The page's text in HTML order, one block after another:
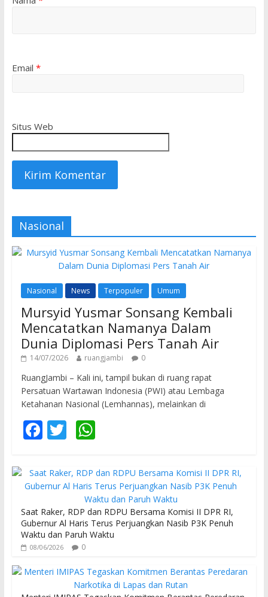
Email *
Situs Web
Nasional
Nasional News Terpopuler Umum
Mursyid Yusmar Sonsang Kembali
Mencatatkan Namanya Dalam
Dunia Diplomasi Pers Tanah Air
14/07/2026 ruangjambi 0
RuangJambi – Kali ini, tampil bukan di ruang rapat
Persatuan Wartawan Indonesia (PWI) atau Lembaga
Ketahanan Nasional (Lemhannas), melainkan di
F
e
b
o
o
k
T
itt
er
W
at
s
A
p
p
Saat Raker, RDP dan RDPU Bersama Komisi II DPR RI,
Gubernur Al Haris Terus Perjuangkan Nasib P3K Penuh
Waktu dan Paruh Waktu
08/06/2026 0